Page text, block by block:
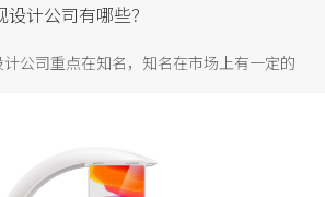
计公司有哪些？
公司重点在知名，知名在市场上有一定的
司，设计上才有保证。